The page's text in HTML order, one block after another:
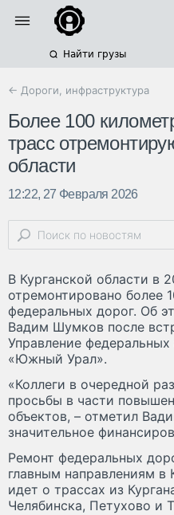
Найти грузы
← Дороги, инфраструктура
Более 100
трасс
области
12:22, 27 Февраля 2026
В Курганской области в
отремонтировано более
федеральных дорог. Об
Вадим Шумков после
Управление
«Южный Урал».
«Коллеги в очередной
просьбы в части
объектов, – отметил
значительное
Ремонт федеральных
главным направлениям в
идет о трассах из
Челябинска, Петухово и